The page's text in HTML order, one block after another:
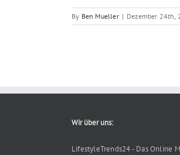
By Ben Mueller | Dezember 24th,
Wir über uns:
LifestyleTrends24 - Das Online